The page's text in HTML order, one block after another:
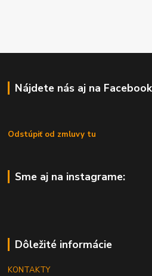
Nájdete nás aj na
Odstúpiť od zmluvy tu
Sme aj na instagrame:
Dôležité informácie
KONTAKTY